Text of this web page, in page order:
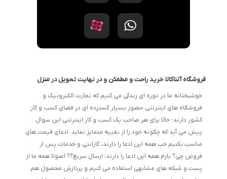
فروشگاه آتناکالا خرید راحت و مطمئن و در نهایت تحویل در منزل
خوشبختانه ما در دوره ای زندگی می کنیم که تجارت الکترونیک و
فروشگاه های اینترنتی حضور بسیار گسترده ای در فضای کسب و کار
کشور دارند؛ حالا برای هر صاحب یک کسب و کار اینترنتی این سوال
پیش می آید که چگونه خود را از بقییه متمایز نماید. ادعای قیمت های
مناسب بکنیم خب همه این ادعا را دارند، گارانتی و خدمات پس از
فروش چی؟ بازم همه این ادعا را دارند؛ ارسال سریع؟؟ اصولا همه ما از
پست و شبکه های مشابهی استفاده می کنیم و پردازش محصول هم